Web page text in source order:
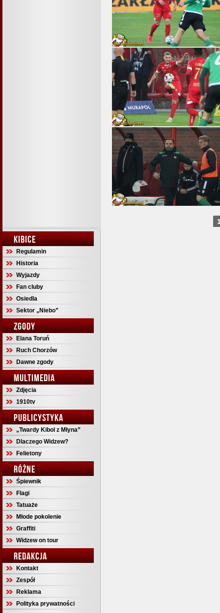
KIBICE
Regulamin
Historia
Wyjazdy
Fan cluby
Osiedla
Sektor „Niebo”
ZGODY
Elana Toruń
Ruch Chorzów
Dawne zgody
MULTIMEDIA
Zdjęcia
1910tv
PUBLICYSTYKA
„Twardy Kibol z Młyna”
Dlaczego Widzew?
Felietony
RÓŻNE
Śpiewnik
Flagi
Tatuaże
Młode pokolenie
Graffiti
Widzew on tour
REDAKCJA
Kontakt
Zespół
Reklama
Polityka prywatności